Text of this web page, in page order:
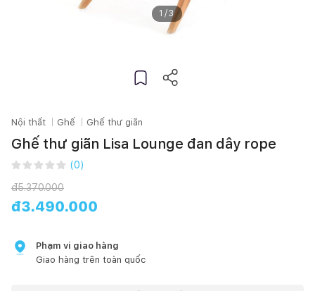
1 /3
Nội thất Ghế Ghế thư giãn
Ghế thư giãn Lisa Lounge đan dây rope
(0)
đ5.370.000
đ3.490.000
Phạm vi giao hàng
Giao hàng trên toàn quốc